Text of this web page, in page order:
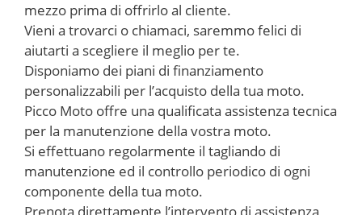
mezzo prima di offrirlo al cliente.
Vieni a trovarci o chiamaci, saremmo felici di
aiutarti a scegliere il meglio per te.
Disponiamo dei piani di finanziamento
personalizzabili per l’acquisto della tua moto.
Picco Moto offre una qualificata assistenza tecnica
per la manutenzione della vostra moto.
Si effettuano regolarmente il tagliando di
manutenzione ed il controllo periodico di ogni
componente della tua moto.